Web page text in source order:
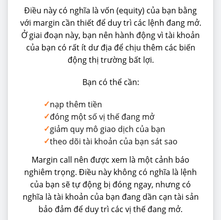
Điều này có nghĩa là vốn (equity) của bạn bằng
với margin cần thiết để duy trì các lệnh đang mở.
Ở giai đoạn này, bạn nên hành động vì tài khoản
của bạn có rất ít dư địa để chịu thêm các biến
động thị trường bất lợi.
Bạn có thể cần:
✓nạp thêm tiền
✓đóng một số vị thế đang mở
✓giảm quy mô giao dịch của bạn
✓theo dõi tài khoản của bạn sát sao
Margin call nên được xem là một cảnh báo
nghiêm trọng. Điều này không có nghĩa là lệnh
của bạn sẽ tự động bị đóng ngay, nhưng có
nghĩa là tài khoản của bạn đang dần cạn tài sản
bảo đảm để duy trì các vị thế đang mở.